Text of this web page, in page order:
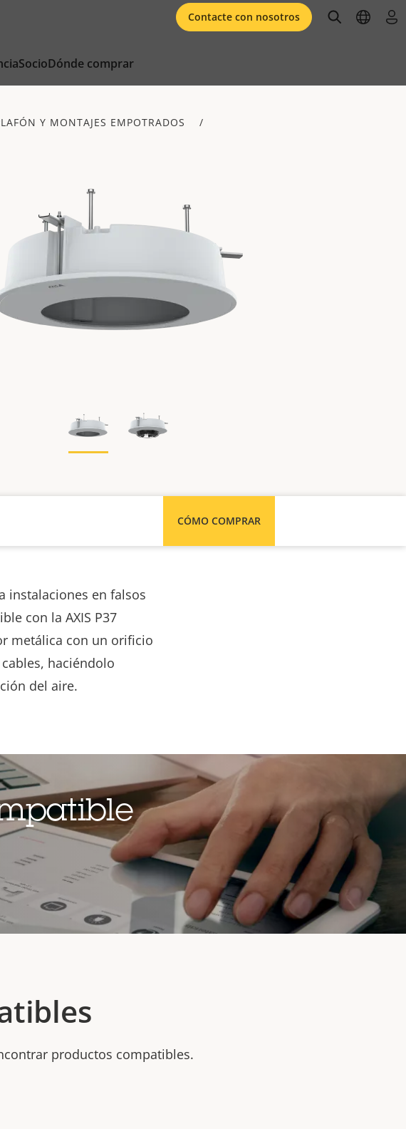
SocioDónde comprar
Contacte con nosotros openopen
Y MONTAJES EMPOTRADOS
CÓMO COMPRAR
instalaciones en falsos
con la AXIS P37
metálica con un orificio
haciéndolo
del aire.
productos compatibles.